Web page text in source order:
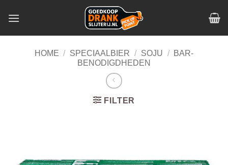
HOME / SPECIAALBIER / SOJU /
BAR-
BENODIGDHEDEN
FILTER